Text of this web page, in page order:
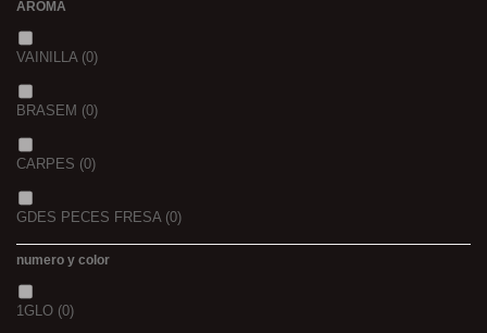
2,3
AROMA
VAINILLA(0)
BRASEM (0)
CARPES (0)
GDES PECES FRESA(0)
GDES. PECES MAIZ
GDES. PECES SCOPEX
numero y color
1GLO (0)